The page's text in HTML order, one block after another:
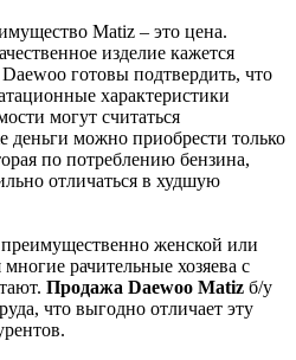
Matiz – это цена.
изделие кажется
готовы подтвердить, что
характеристики
могут считаться
деньги можно приобрести только
по потреблению бензина,
отличаться в худшую
преимущественно женской или
рачительные хозяева с
Продажа Daewoo Matiz б/у
что выгодно отличает эту